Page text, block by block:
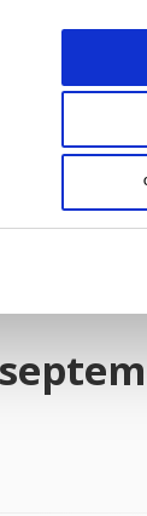
Français